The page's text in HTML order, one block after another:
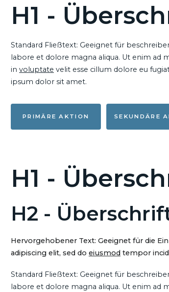
H1 -
Standard Fließtext: Geeignet für
labore et dolore magna aliqua. Ut enim ad
in voluptate velit esse cillum dolore eu
ipsum dolor sit amet.
PRIMÄRE AKTION SEKUNDÄRE
H1 -
H2 -
Hervorgehobener Text: Geeignet für die
adipiscing elit, sed do eiusmod tempor
Standard Fließtext: Geeignet für
labore et dolore magna aliqua. Ut enim ad